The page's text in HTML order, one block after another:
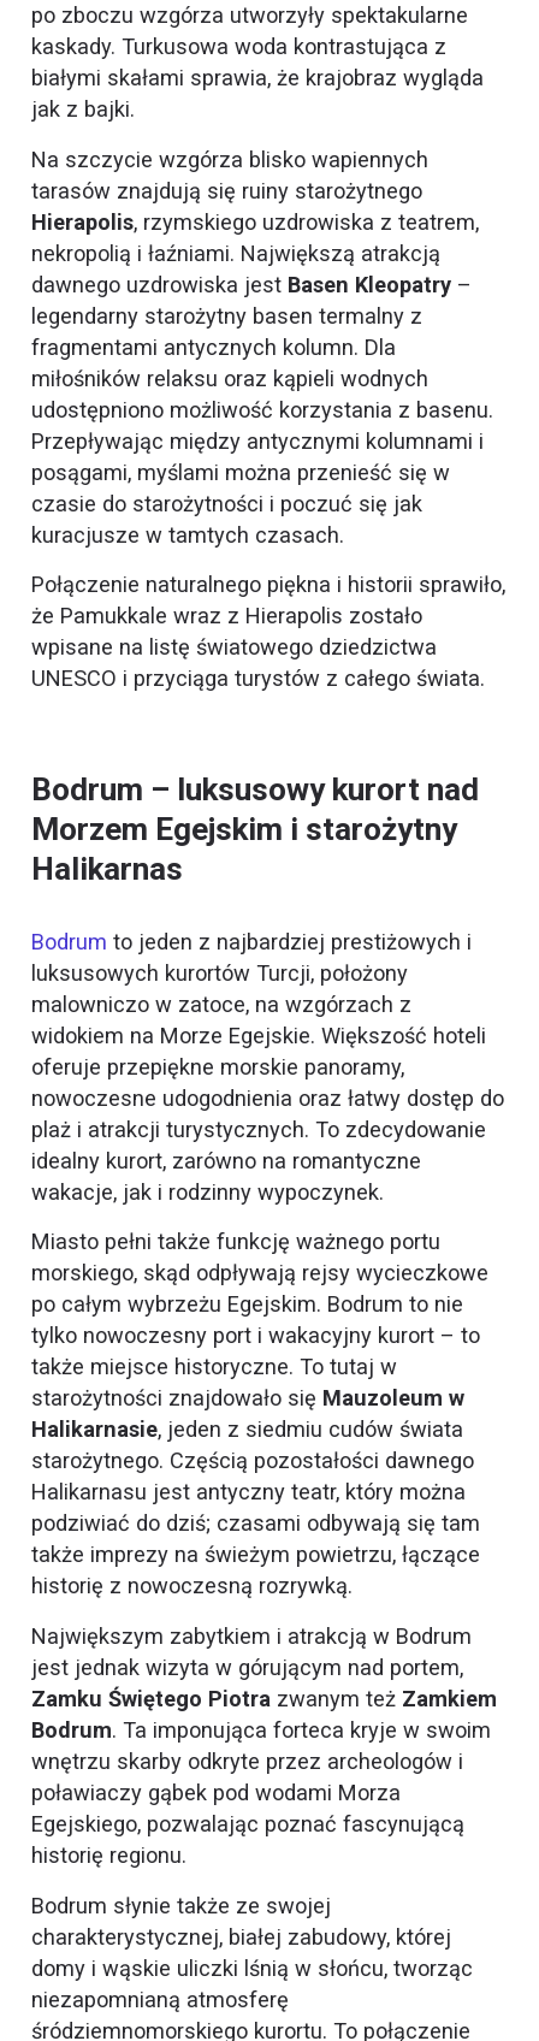
po zboczu wzgórza utworzyły spektakularne
kaskady. Turkusowa woda kontrastująca z
białymi skałami sprawia, że krajobraz wygląda
jak z bajki.
Na szczycie wzgórza blisko wapiennych
tarasów znajdują się ruiny starożytnego
Hierapolis, rzymskiego uzdrowiska z teatrem,
nekropolią i łaźniami. Największą atrakcją
dawnego uzdrowiska jest Basen Kleopatry –
legendarny starożytny basen termalny z
fragmentami antycznych kolumn. Dla
miłośników relaksu oraz kąpieli wodnych
udostępniono możliwość korzystania z basenu.
Przepływając między antycznymi kolumnami i
posągami, myślami można przenieść się w
czasie do starożytności i poczuć się jak
kuracjusze w tamtych czasach.
Połączenie naturalnego piękna i historii sprawiło,
że Pamukkale wraz z Hierapolis zostało
wpisane na listę światowego dziedzictwa
UNESCO i przyciąga turystów z całego świata.
Bodrum – luksusowy kurort nad
Morzem Egejskim i starożytny
Halikarnas
Bodrum to jeden z najbardziej prestiżowych i
luksusowych kurortów Turcji, położony
malowniczo w zatoce, na wzgórzach z
widokiem na Morze Egejskie. Większość hoteli
oferuje przepiękne morskie panoramy,
nowoczesne udogodnienia oraz łatwy dostęp do
plaż i atrakcji turystycznych. To zdecydowanie
idealny kurort, zarówno na romantyczne
wakacje, jak i rodzinny wypoczynek.
Miasto pełni także funkcję ważnego portu
morskiego, skąd odpływają rejsy wycieczkowe
po całym wybrzeżu Egejskim. Bodrum to nie
tylko nowoczesny port i wakacyjny kurort – to
także miejsce historyczne. To tutaj w
starożytności znajdowało się Mauzoleum w
Halikarnasie, jeden z siedmiu cudów świata
starożytnego. Częścią pozostałości dawnego
Halikarnasu jest antyczny teatr, który można
podziwiać do dziś; czasami odbywają się tam
także imprezy na świeżym powietrzu, łączące
historię z nowoczesną rozrywką.
Największym zabytkiem i atrakcją w Bodrum
jest jednak wizyta w górującym nad portem,
Zamku Świętego Piotra zwanym też Zamkiem
Bodrum. Ta imponująca forteca kryje w swoim
wnętrzu skarby odkryte przez archeologów i
poławiaczy gąbek pod wodami Morza
Egejskiego, pozwalając poznać fascynującą
historię regionu.
Bodrum słynie także ze swojej
charakterystycznej, białej zabudowy, której
domy i wąskie uliczki lśnią w słońcu, tworząc
niezapomnianą atmosferę
śródziemnomorskiego kurortu. To połączenie